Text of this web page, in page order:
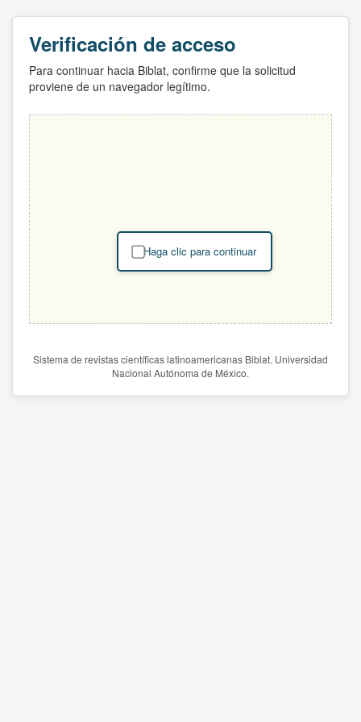
Verificación de acceso
Para continuar hacia Biblat, confirme que la solicitud
proviene de un navegador legítimo.
Haga clic para continuar
Sistema de revistas científicas latinoamericanas Biblat. Universidad
Nacional Autónoma de México.